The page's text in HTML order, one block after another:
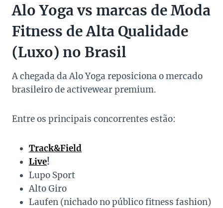
Alo Yoga vs marcas de Moda
Fitness de Alta Qualidade
(Luxo) no Brasil
A chegada da Alo Yoga reposiciona o mercado
brasileiro de activewear premium.
Entre os principais concorrentes estão:
Track&Field
Live!
Lupo Sport
Alto Giro
Laufen (nichado no público fitness fashion)